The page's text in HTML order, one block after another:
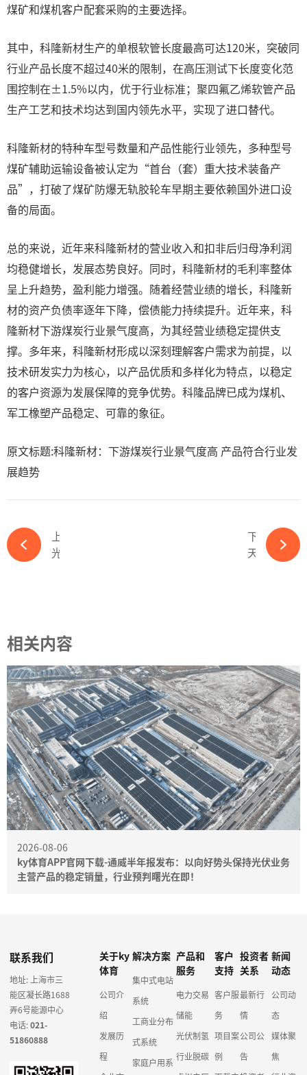
煤矿和煤机客户配套采购的主要选择。
其中，科隆新材生产的单根软管长度最高可达120米，突破同
行业产品长度不超过40米的限制，在高压测试下长度变化范
围控制在±1.5%以内，优于行业标准；聚四氟乙烯软管产品
生产工艺和技术均达到国内领先水平，实现了进口替代。
科隆新材的特种车型号数量和产品性能行业领先，多种型号
煤矿辅助运输设备被认定为“首台（套）重大技术装备产
品”，打破了煤矿防爆无轨胶轮车早期主要依赖国外进口设
备的局面。
总的来说，近年来科隆新材的营业收入和扣非后归母净利润
均稳健增长，发展态势良好。同时，科隆新材的毛利率整体
呈上升趋势，盈利能力增强。随着经营业绩的增长，科隆新
材的资产负债率逐年下降，偿债能力持续提升。近年来，科
隆新材下游煤炭行业景气度高，为其经营业绩稳定提供支
撑。多年来，科隆新材形成以深刻理解客户需求为前提，以
技术研发实力为核心，以产品优质和多样化为特点，以稳定
的客户资源为发展保障的竞争优势。科隆品牌已成为煤机、
军工橡塑产品稳定、可靠的象征。
原文标题:科隆新材：下游煤炭行业景气度高 产品符合行业发
展趋势
下一篇
天合跟踪发声第二十届CSPV：跟踪光伏系统在新型电力系统条件下应用价值更高-ky体育APP官网下载
相关内容
2026-08-06
ky体育APP官网下载-通威半年报发布：以向好势头保持光伏业务
主营产品的稳定销量，行业预判曙光在即！
联系我们
地址: 上海市三
能区凝长路1688
弄6号能源中心
电话:021-
51860888
关于ky
体育
公司介
绍
发展历
程
解决方案
集中式电站
系统
工商业分布
式系统
家庭户用系
产品和
服务
电力交易
储能
光伏制氢
行业脱碳
客户
支持
客户服
务
项目案
例
投资者
关系
最新行
情
公司公
告
新闻
动态
公司动
态
媒体聚
焦